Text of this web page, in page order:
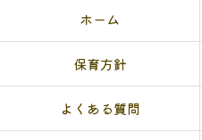
ホーム
保育方針
よくある質問